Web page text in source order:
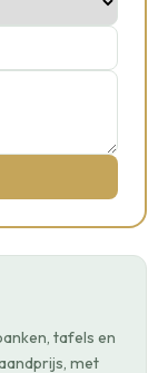
tafels en
met